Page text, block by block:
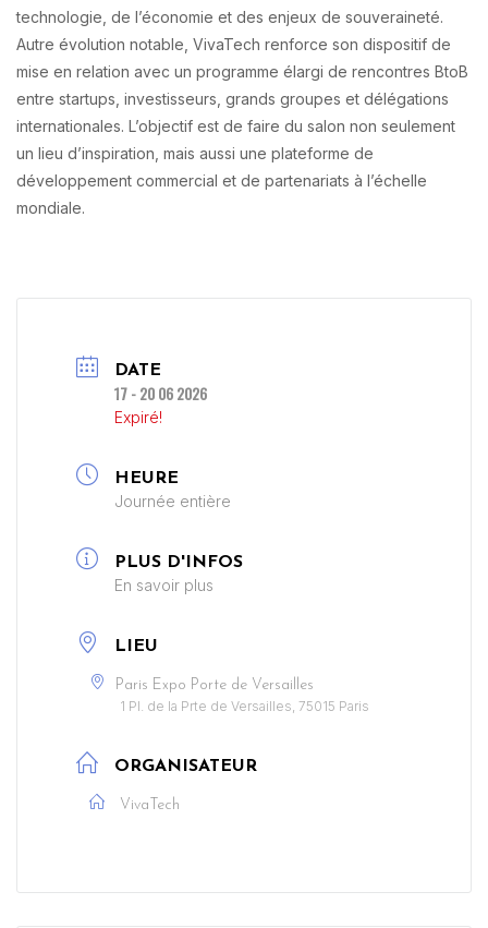
technologie, de l’économie et des enjeux de souveraineté.
Autre évolution notable, VivaTech renforce son dispositif de
mise en relation avec un programme élargi de rencontres BtoB
entre startups, investisseurs, grands groupes et délégations
internationales. L’objectif est de faire du salon non seulement
un lieu d’inspiration, mais aussi une plateforme de
développement commercial et de partenariats à l’échelle
mondiale.
DATE
17 - 20 06 2026
Expiré!
HEURE
Journée entière
PLUS D'INFOS
En savoir plus
LIEU
Paris Expo Porte de Versailles
1 Pl. de la Prte de Versailles, 75015 Paris
ORGANISATEUR
VivaTech